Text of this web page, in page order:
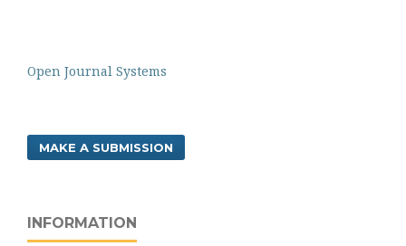
Open Journal Systems
MAKE A SUBMISSION
INFORMATION